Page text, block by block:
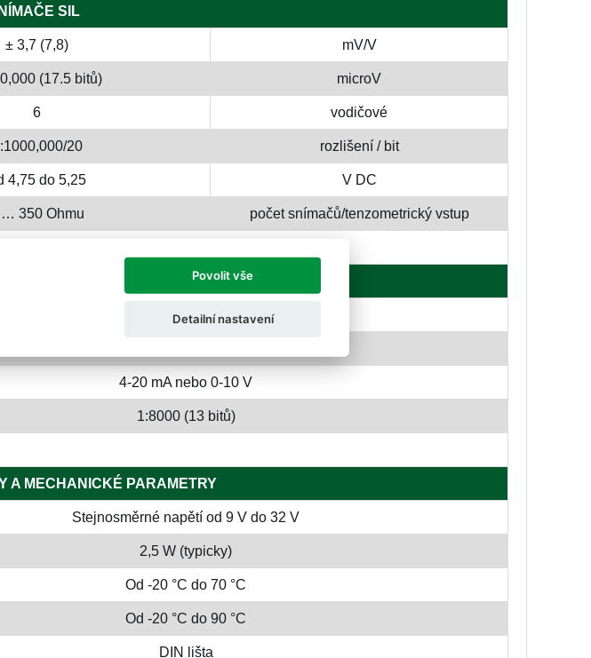
SIL
± 3,7 (7,8) mV/V
(17.5 bitů) microV
6 vodičové
20 rozlišení / bit
4,75 do 5,25 V DC
350 Ohmu počet snímačů/tenzometrický vstup
2 polovodičové vstupy (NPN otevřený kolektor)
4-20 mA nebo 0-10 V
1:8000 (13 bitů)
A MECHANICKÉ PARAMETRY
Stejnosměrné napětí od 9 V do 32 V
2,5 W (typicky)
Od -20 °C do 70 °C
Od -20 °C do 90 °C
DIN lišta
Povolit vše
Detailní nastavení